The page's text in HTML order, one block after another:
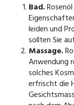
Bad.
leiden und
sollten Sie
Massage.
Anwendung
solches
erfrischt die